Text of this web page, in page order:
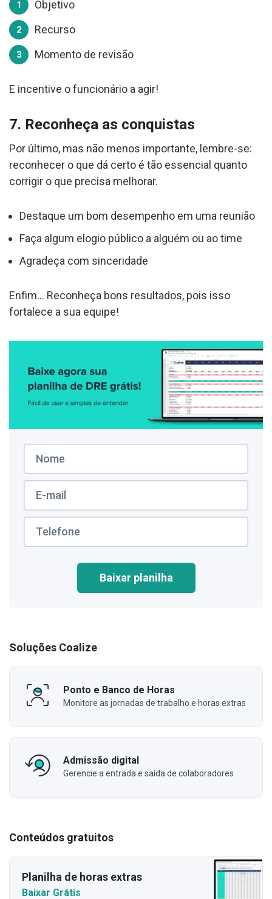
Objetivo
Recurso
Momento de revisão
E incentive o funcionário a agir!
7. Reconheça as conquistas
Por último, mas não menos importante, lembre-se:
reconhecer o que dá certo é tão essencial quanto
corrigir o que precisa melhorar.
Destaque um bom desempenho em uma reunião
Faça algum elogio público a alguém ou ao time
Agradeça com sinceridade
Enfim… Reconheça bons resultados, pois isso
fortalece a sua equipe!
Baixar planilha
Soluções Coalize
Ponto e Banco de Horas
Monitore as jornadas de trabalho e horas extras
Admissão digital
Gerencie a entrada e saída de colaboradores
Conteúdos gratuitos
Planilha de horas extras
Baixar Grátis